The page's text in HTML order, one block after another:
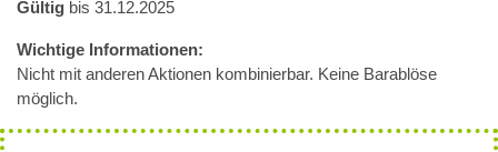
Gültig bis 31.12.2025
Wichtige Informationen:
Nicht mit anderen Aktionen kombinierbar. Keine Barablöse
möglich.